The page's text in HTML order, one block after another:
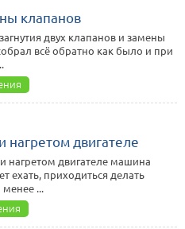
клапанов
двух клапанов и замены
всё обратно как было и при
нагретом двигателе
нагретом двигателе машина
ехать, приходиться делать
менее ...